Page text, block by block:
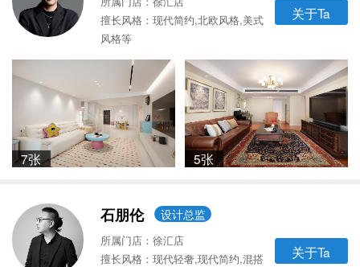
擅长风格：现代简约,北欧风格,美式
风格等
关于Ta
7张 5张
石朋伦 设计总监
所属门店：徐汇店
擅长风格：现代轻奢,现代简约,混搭
关于Ta